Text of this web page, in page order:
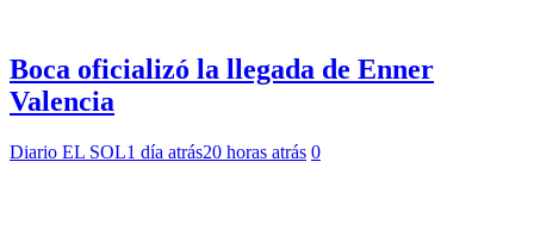
Boca oficializó la llegada de Enner
Valencia
Diario EL SOL1 día atrás20 horas atrás 0